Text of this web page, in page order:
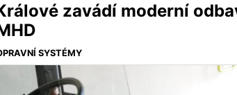
zavádí moderní
SYSTÉMY